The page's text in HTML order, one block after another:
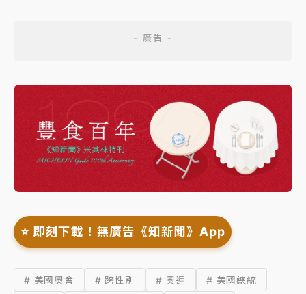
⭐️ 即刻下載！無廣告《知新聞》App
# 美國奧會 # 跨性別 # 奧運
# 美國總統